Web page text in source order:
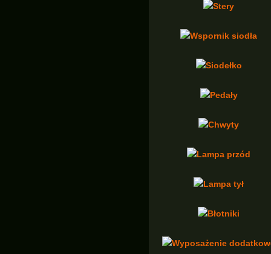
Stery
Wspornik siodła
Siodełko
Pedały
Chwyty
Lampa przód
Lampa tył
Błotniki
Wyposażenie